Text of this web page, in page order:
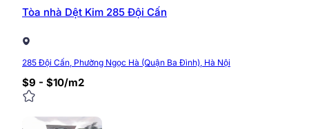
Tòa nhà Dệt Kim 285 Đội Cấn
285 Đội Cấn, Phường Ngọc Hà (Quận Ba Đình), Hà Nội
$9 - $10/m2